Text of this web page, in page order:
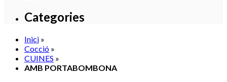
Categories
Inici »
Cocció »
CUINES »
AMB PORTABOMBONA